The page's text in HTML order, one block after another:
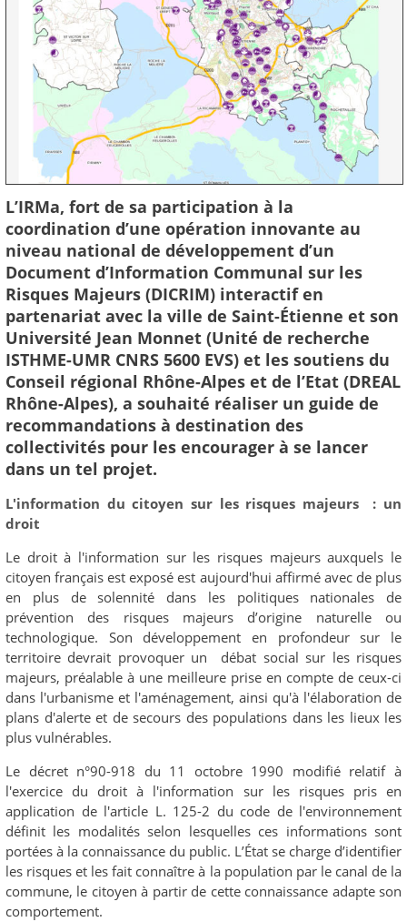
L’IRMa, fort de sa participation à la
coordination d’une opération innovante au
niveau national de développement d’un
Document d’Information Communal sur les
Risques Majeurs (DICRIM) interactif en
partenariat avec la ville de Saint-Étienne et son
Université Jean Monnet (Unité de recherche
ISTHME-UMR CNRS 5600 EVS) et les soutiens du
Conseil régional Rhône-Alpes et de l’Etat (DREAL
Rhône-Alpes), a souhaité réaliser un guide de
recommandations à destination des
collectivités pour les encourager à se lancer
dans un tel projet.
L'information du citoyen sur les risques majeurs : un
droit
Le droit à l'information sur les risques majeurs auxquels le
citoyen français est exposé est aujourd'hui affirmé avec de plus
en plus de solennité dans les politiques nationales de
prévention des risques majeurs d’origine naturelle ou
technologique. Son développement en profondeur sur le
territoire devrait provoquer un débat social sur les risques
majeurs, préalable à une meilleure prise en compte de ceux-ci
dans l'urbanisme et l'aménagement, ainsi qu'à l'élaboration de
plans d'alerte et de secours des populations dans les lieux les
plus vulnérables.
Le décret n°90-918 du 11 octobre 1990 modifié relatif à
l'exercice du droit à l'information sur les risques pris en
application de l'article L. 125-2 du code de l'environnement
définit les modalités selon lesquelles ces informations sont
portées à la connaissance du public. L’État se charge d’identifier
les risques et les fait connaître à la population par le canal de la
commune, le citoyen à partir de cette connaissance adapte son
comportement.